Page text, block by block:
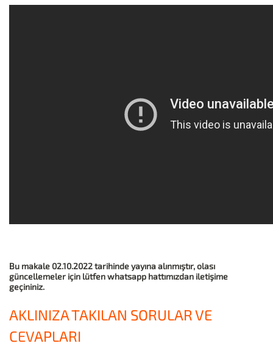
Bu makale 02.10.2022 tarihinde yayına alınmıştır, olası
güncellemeler için lütfen whatsapp hattımızdan iletişime
geçininiz.
AKLINIZA TAKILAN SORULAR VE
CEVAPLARI